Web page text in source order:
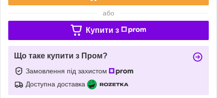
або
Купити з
Що таке купити з Пром?
Замовлення під захистом
Доступна доставка